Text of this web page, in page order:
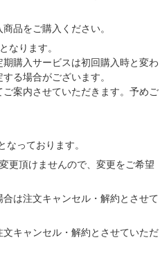
品をご購入ください。
なります。
購入サービスは初回購入時と変わ
る場合がございます。
案内させていただきます。予めご
なっております。
更頂けませんので、変更をご希望
は注文キャンセル・解約とさせて
キャンセル・解約とさせていただ